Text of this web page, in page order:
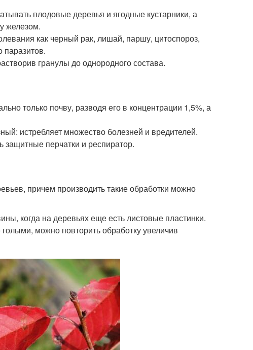
плодовые деревья и ягодные кустарники, а
железом.
как черный рак, лишай, паршу, цитоспороз,
гранулы до однородного состава.
только почву, разводя его в концентрации 1,5%, а
истребляет множество болезней и вредителей.
защитные перчатки и респиратор.
причем производить такие обработки можно
когда на деревьях еще есть листовые пластинки.
можно повторить обработку увеличив